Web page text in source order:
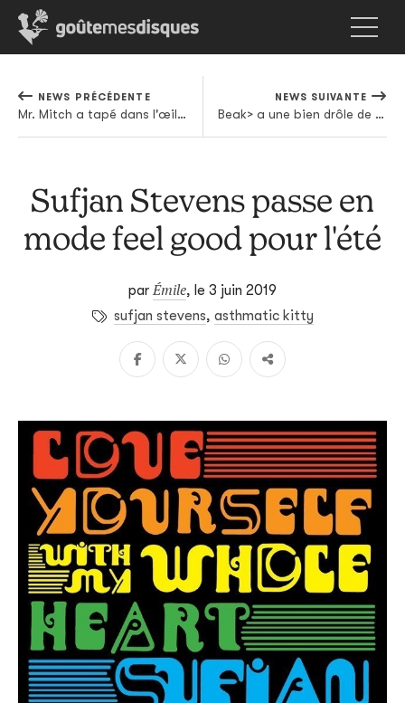
NEWS PRÉCÉDENTE
Mr. Mitch a tapé dans l'œil de The Bug
NEWS SUIVANTE
Beak> a une bien drôle de vision de la normalité
Sufjan Stevens passe en
mode feel good pour l'été
parÉmile, le 3 juin 2019
sufjan stevens, asthmatic kitty